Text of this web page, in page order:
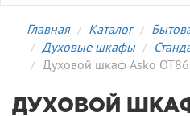
Главная Каталог
Духовые шкафы
Духовой шкаф Asko
ДУХОВОЙ ШКАФ